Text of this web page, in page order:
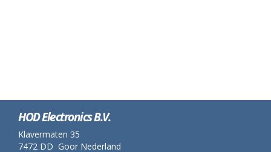
HOD Electronics B.V.
Klavermaten 35
7472 DD Goor Nederland